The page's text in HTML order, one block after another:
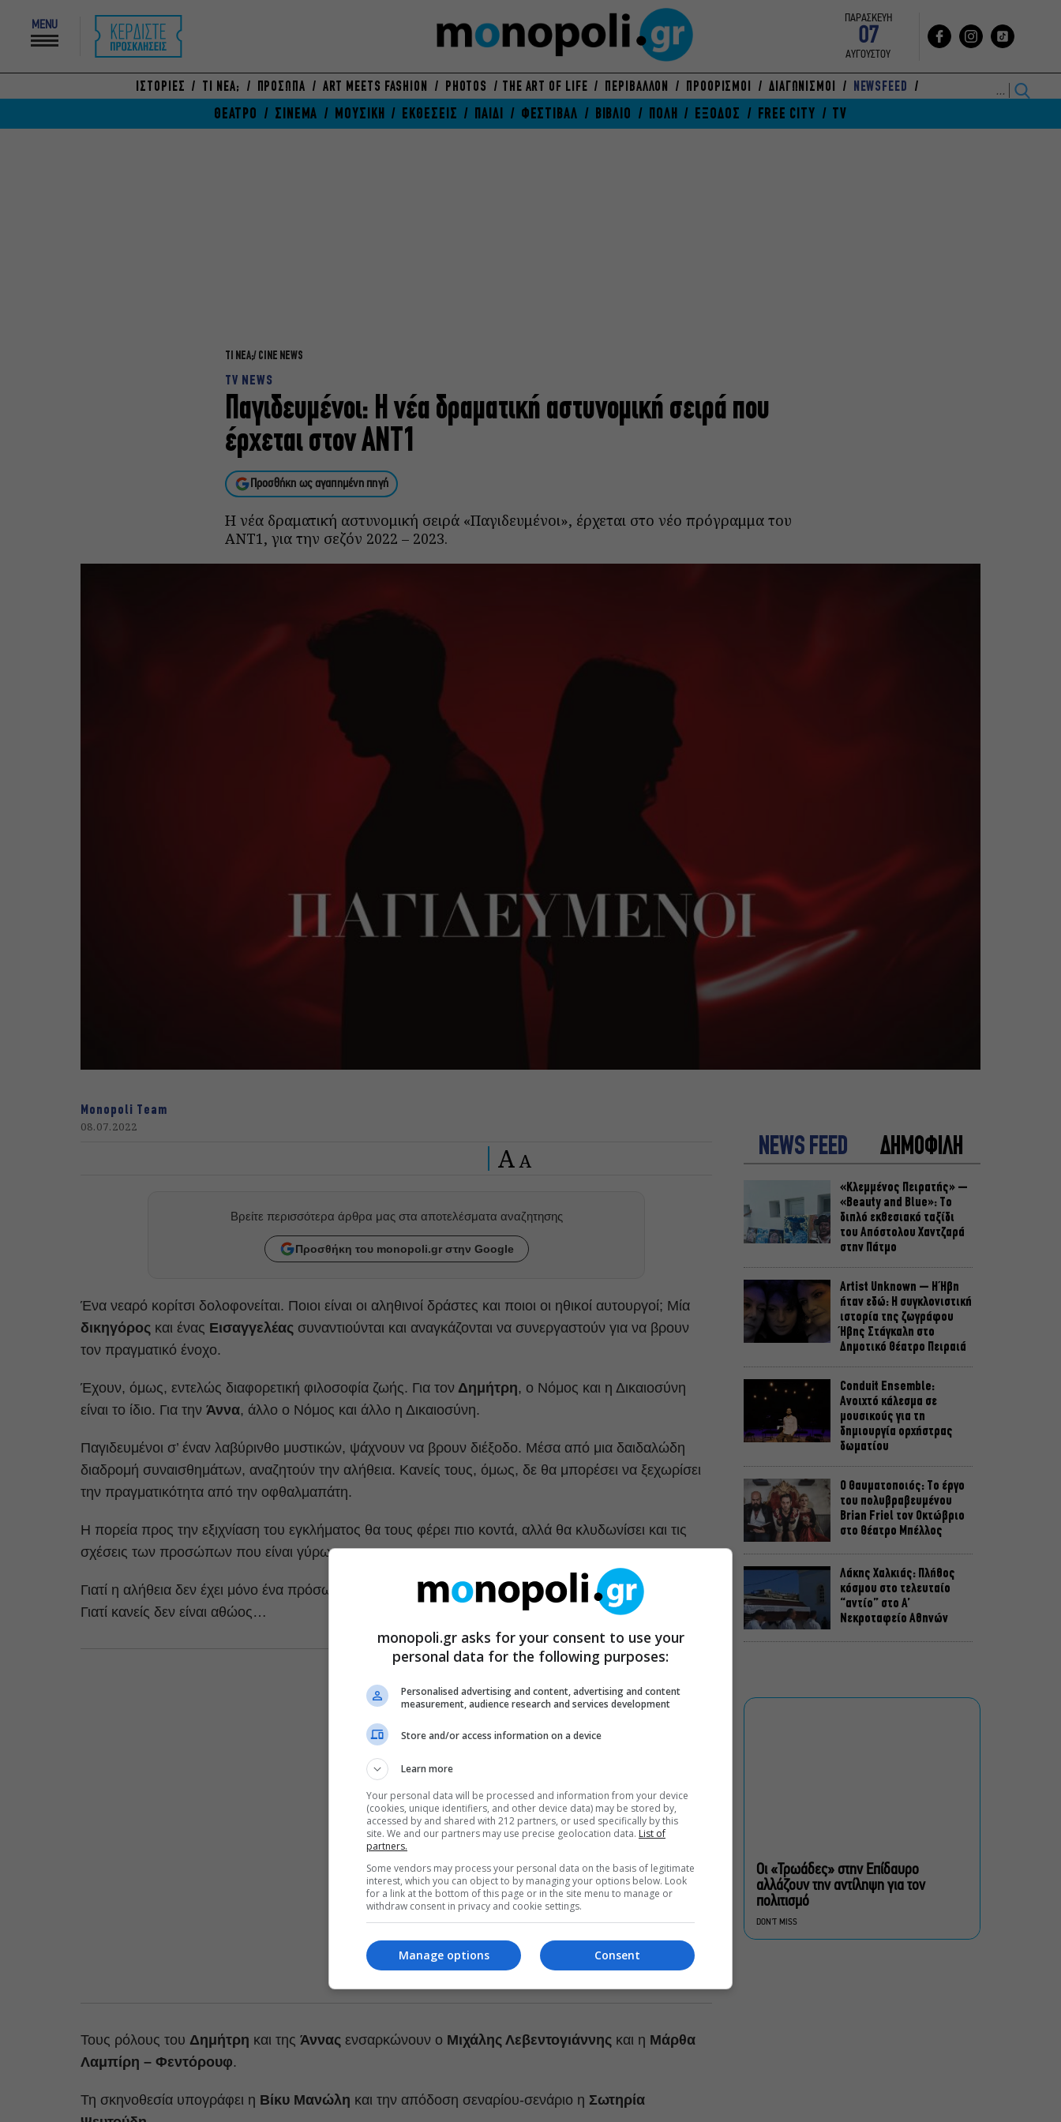
MENU
ΠΑΡΑΣΚΕΥΗ
07
ΑΥΓΟΥΣΤΟΥ
ΙΣΤΟΡΙΕΣ ΤΙ ΝΕΑ; ΠΡΟΣΩΠΑ ART MEETS FASHION PHOTOS THE ART OF LIFE ΠΕΡΙΒΑΛΛΟΝ ΠΡΟΟΡΙΣΜΟΙ ΔΙΑΓΩΝΙΣΜΟΙ NEWSFEED
ΘΕΑΤΡΟ ΣΙΝΕΜΑ ΜΟΥΣΙΚΗ ΕΚΘΕΣΕΙΣ ΠΑΙΔΙ ΦΕΣΤΙΒΑΛ ΒΙΒΛΙΟ ΠΟΛΗ ΕΞΟΔΟΣ FREE CITY TV
ΤΙ ΝΕΑ; CINE NEWS
TV NEWS
Παγιδευμένοι: Η νέα δραματική αστυνομική σειρά που
έρχεται στον ΑΝΤ1
Προσθήκη ως αγαπημένη πηγή
Η νέα δραματική αστυνομική σειρά «Παγιδευμένοι», έρχεται στο νέο πρόγραμμα του
ΑΝΤ1, για την σεζόν 2022 – 2023.
Monopoli Team
08.07.2022
A A
Βρείτε περισσότερα άρθρα μας στα αποτελέσματα αναζητησης
Προσθήκη του monopoli.gr στην Google
Ένα νεαρό κορίτσι δολοφονείται. Ποιοι είναι οι αληθινοί δράστες και ποιοι οι ηθικοί αυτουργοί; Μία
δικηγόρος και ένας Εισαγγελέας συναντιούνται και αναγκάζονται να συνεργαστούν για να βρουν
τον πραγματικό ένοχο.
Έχουν, όμως, εντελώς διαφορετική φιλοσοφία ζωής. Για τον Δημήτρη, ο Νόμος και η Δικαιοσύνη
είναι το ίδιο. Για την Άννα, άλλο ο Νόμος και άλλο η Δικαιοσύνη.
Παγιδευμένοι σ’ έναν λαβύρινθο μυστικών, ψάχνουν να βρουν διέξοδο. Μέσα από μια δαιδαλώδη
διαδρομή συναισθημάτων, αναζητούν την αλήθεια. Κανείς τους, όμως, δε θα μπορέσει να ξεχωρίσει
την πραγματικότητα από την οφθαλμαπάτη.
Η πορεία προς την εξιχνίαση του εγκλήματος θα τους φέρει πιο κοντά, αλλά θα κλυδωνίσει και τις
σχέσεις των προσώπων που είναι γύρω τους.
Γιατί η αλήθεια δεν έχει μόνο ένα πρόσωπο…
Γιατί κανείς δεν είναι αθώος…
Τους ρόλους του Δημήτρη και της Άννας ενσαρκώνουν ο Μιχάλης Λεβεντογιάννης και η Μάρθα
Λαμπίρη – Φεντόρουφ.
Τη σκηνοθεσία υπογράφει η Βίκυ Μανώλη και την απόδοση σεναρίου-σενάριο η Σωτηρία
NEWS FEED ΔΗΜΟΦΙΛΗ
«Κλεμμένος Πειρατής» –
«Beauty and Blue»: Το
διπλό εκθεσιακό ταξίδι
του Απόστολου Χαντζαρά
στην Πάτμο
Artist Unknown – Η Ήβη
ήταν εδώ: Η συγκλονιστική
ιστορία της ζωγράφου
Ήβης Στάγκαλη στο
Δημοτικό Θέατρο Πειραιά
Conduit Ensemble:
Ανοιχτό κάλεσμα σε
μουσικούς για τη
δημιουργία ορχήστρας
δωματίου
Ο Θαυματοποιός: Το έργο
του πολυβραβευμένου
Brian Friel τον Οκτώβριο
στο Θέατρο Μπέλλος
Λάκης Χαλκιάς: Πλήθος
κόσμου στο τελευταίο
“αντίο” στο Α’
Νεκροταφείο Αθηνών
τραπεζοκαθισμάτων σε 13
επιχειρησιακές δράσεις
Παγκόσμια πρεμιέρα για τη
Οι «Τρωάδες» στην Επίδαυρο
αλλάζουν την αντίληψη για τον
πολιτισμό
DON'T MISS
monopoli.gr asks for your consent to use your
personal data for the following purposes:
Personalised advertising and content, advertising and content
measurement, audience research and services development
Store and/or access information on a device
Learn more
Your personal data will be processed and information from your device
(cookies, unique identifiers, and other device data) may be stored by,
accessed by and shared with 212 partners, or used specifically by this
site. We and our partners may use precise geolocation data. List of
partners.
Some vendors may process your personal data on the basis of legitimate
interest, which you can object to by managing your options below. Look
for a link at the bottom of this page or in the site menu to manage or
withdraw consent in privacy and cookie settings.
Consent
Manage options